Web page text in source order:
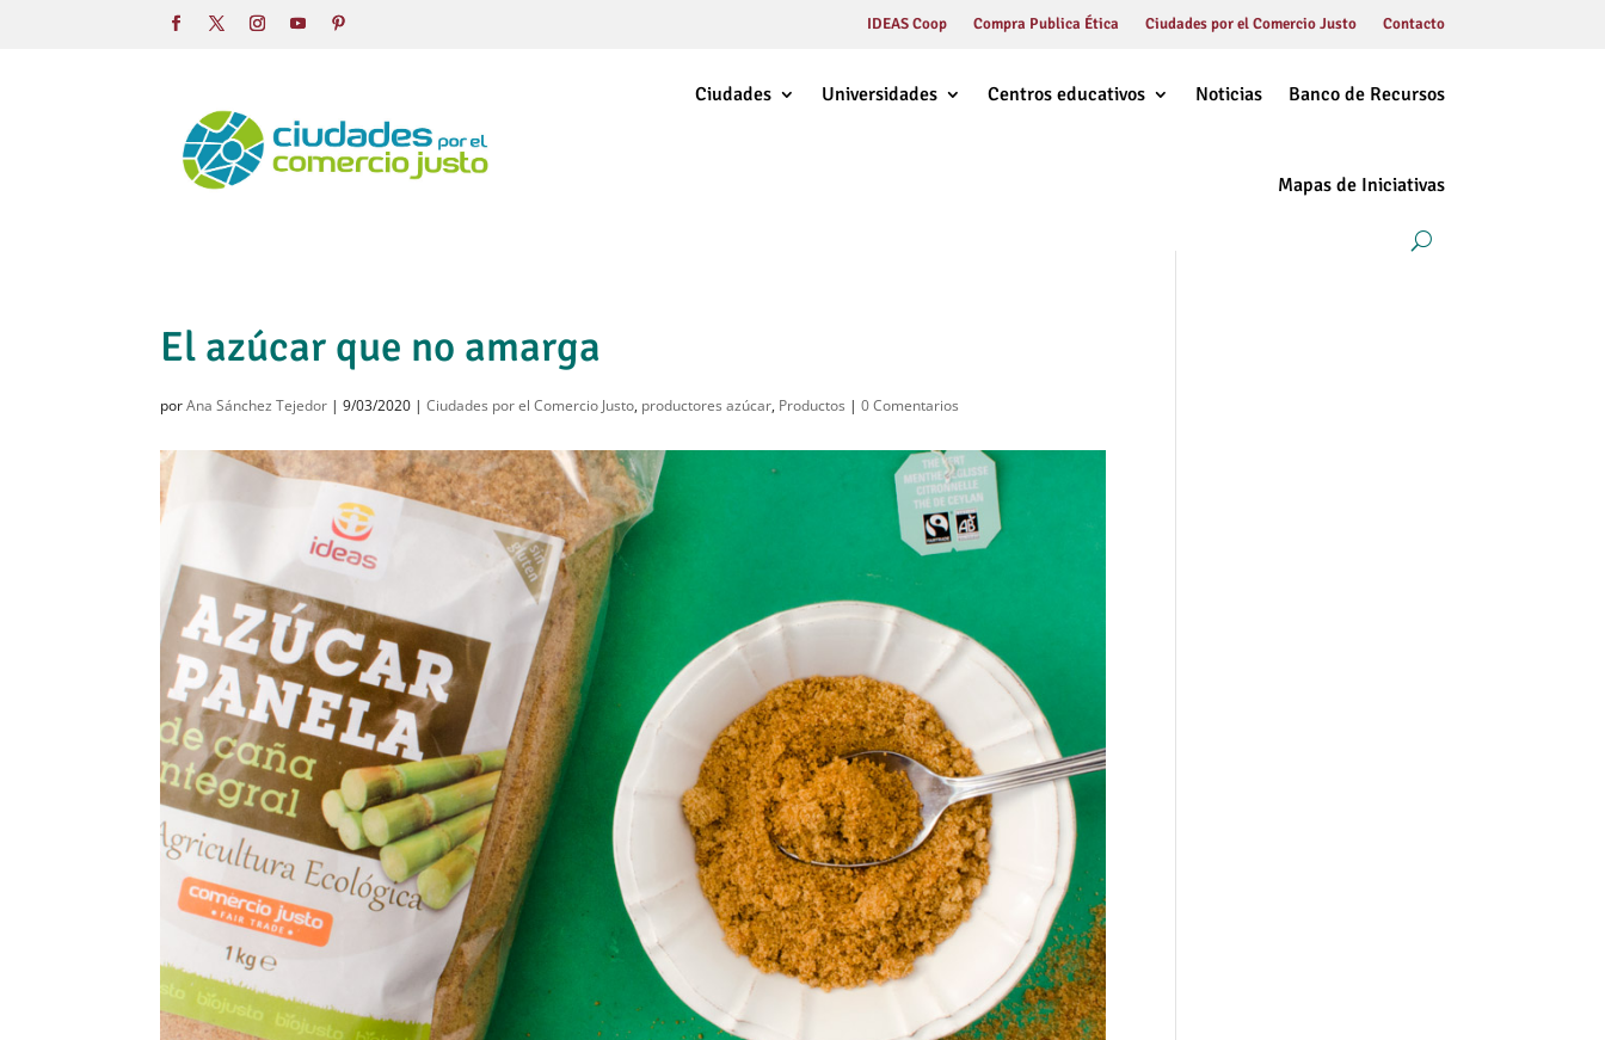
IDEAS Coop Compra Publica Ética Ciudades por el Comercio Justo Contacto
Ciudades Universidades Centros educativos Noticias Banco de Recursos
Mapas de Iniciativas
El azúcar que no amarga
porAna Sánchez Tejedor |9/03/2020 |Ciudades por el Comercio Justo, productores azúcar, Productos |0 Comentarios